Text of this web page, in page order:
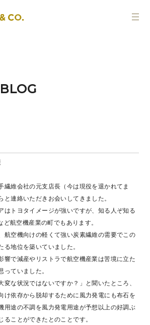
繊維会社の元支店長（今は現役を退かれてま
と連絡いただきお会いしてきました。
はトヨタイメージが強いですが、知る人ぞ知る
航空機産業の町でもあります。
航空機向けの軽くて強い炭素繊維の需要でこの
る地位を築いていました。
響で減産やリストラで航空機産業は苦境に立た
っていました。
変な状況ではないですか？」と聞いたところ、
け依存から脱却するために風力発電にも布石を
用途の不調を風力発電用途が予想以上の好調ぶ
ることができたとのことです。